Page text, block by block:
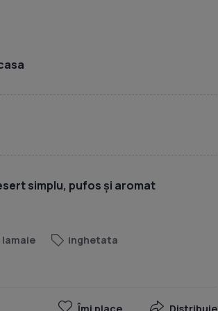
simplu, pufos și aromat
lamaie inghetata